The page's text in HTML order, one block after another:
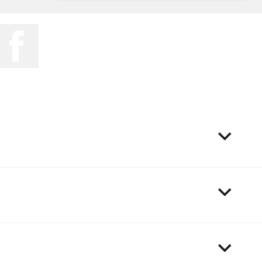


